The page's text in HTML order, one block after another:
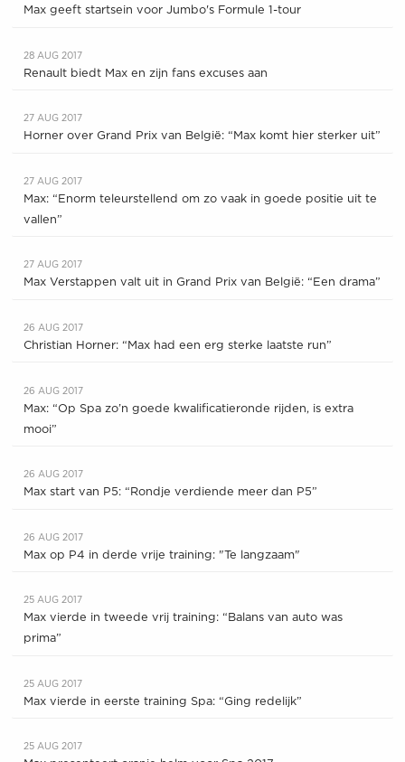
Max geeft startsein voor Jumbo's Formule 1-tour
28 AUG 2017
Renault biedt Max en zijn fans excuses aan
27 AUG 2017
Horner over Grand Prix van België: “Max komt hier sterker uit”
27 AUG 2017
Max: “Enorm teleurstellend om zo vaak in goede positie uit te
vallen”
27 AUG 2017
Max Verstappen valt uit in Grand Prix van België: “Een drama”
26 AUG 2017
Christian Horner: “Max had een erg sterke laatste run”
26 AUG 2017
Max: “Op Spa zo’n goede kwalificatieronde rijden, is extra
mooi”
26 AUG 2017
Max start van P5: “Rondje verdiende meer dan P5”
26 AUG 2017
Max op P4 in derde vrije training: "Te langzaam"
25 AUG 2017
Max vierde in tweede vrij training: “Balans van auto was
prima”
25 AUG 2017
Max vierde in eerste training Spa: “Ging redelijk”
25 AUG 2017